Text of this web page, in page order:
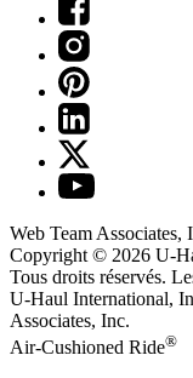
Web Team Associates,
Copyright © 2026 U-
Tous droits réservés.
U-Haul International,
Associates, Inc.
Air-Cushioned Ride®